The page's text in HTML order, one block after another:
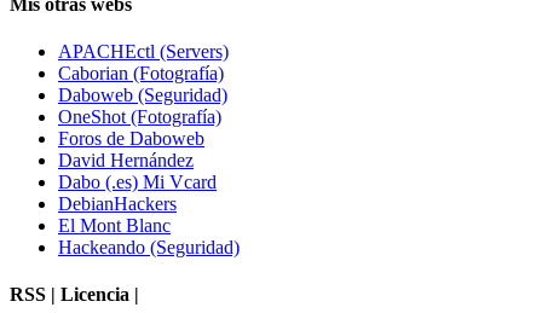
Mis otras webs
APACHEctl (Servers)
Caborian (Fotografía)
Daboweb (Seguridad)
OneShot (Fotografía)
Foros de Daboweb
David Hernández
Dabo (.es) Mi Vcard
DebianHackers
El Mont Blanc
Hackeando (Seguridad)
RSS | Licencia |